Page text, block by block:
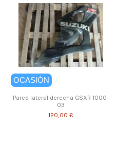
OCASIÓN
Pared lateral derecha GSXR 1000-
03
120,00 €